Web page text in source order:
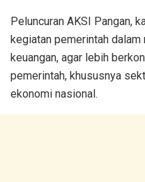
Peluncuran AKSI Pangan,
kegiatan pemerintah
keuangan, agar lebih
pemerintah, khususnya
ekonomi nasional.